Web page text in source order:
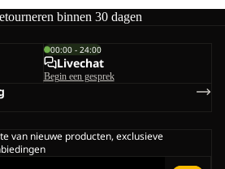
binnen 30 dagen
00:00 - 24:00
Livechat
Begin een gesprek
van nieuwe producten, exclusieve